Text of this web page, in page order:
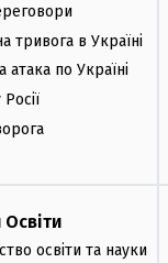
тривога в Україні
атака по Україні
освіти та науки